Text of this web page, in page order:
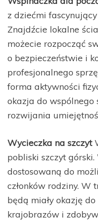
z dziećmi
Znajdźcie lokalne
możecie rozpocząć
o bezpieczeństwie i
profesjonalnego
forma aktywności
okazja do wspólnego
rozwijania
Wycieczka na szczyt
pobliski szczyt
dostosowaną do
członków rodziny. W
będą miały okazję
krajobrazów i